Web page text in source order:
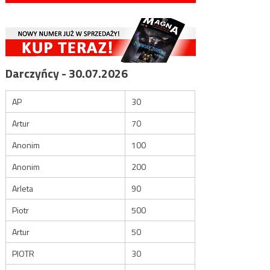
Darczyńcy - 30.07.2026
AP
30
Artur
70
Anonim
100
Anonim
200
Arleta
90
Piotr
500
Artur
50
PIOTR
30